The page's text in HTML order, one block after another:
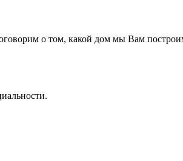
о том, какой дом мы Вам